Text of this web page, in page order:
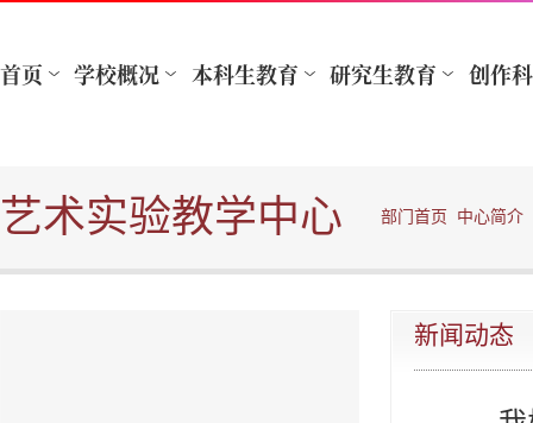
艺术实验教学中心 部门首页 中心简介
新闻动态